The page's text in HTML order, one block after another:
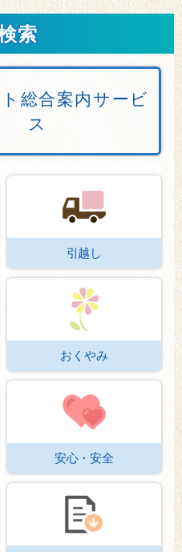
索
総合案内サービ
ス
引越し
おくやみ
安心・安全